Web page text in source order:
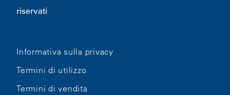
riservati
Informativa sulla privacy
Termini di utilizzo
Termini di vendita